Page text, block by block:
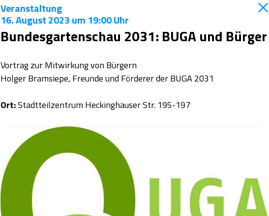
Veranstaltung
16. August 2023 um 19:00 Uhr
Bundesgartenschau 2031: BUGA und Bürger
Vortrag zur Mitwirkung von Bürgern
Holger Bramsiepe, Freunde und Förderer der BUGA 2031
Ort:Stadtteilzentrum Heckinghauser Str. 195-197